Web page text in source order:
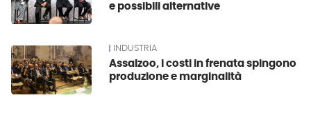
e possibili alternative
INDUSTRIA
Assalzoo, i costi in frenata spingono
produzione e marginalità